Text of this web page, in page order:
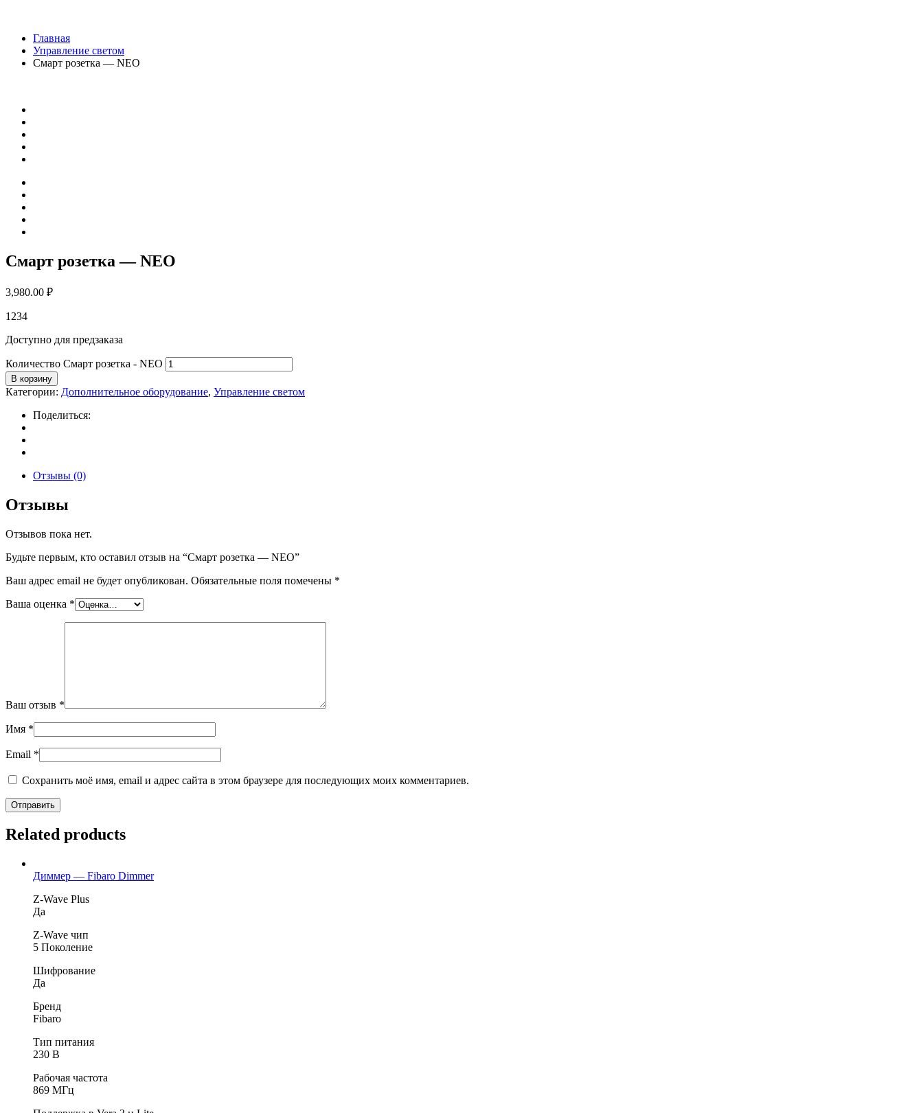
Главная
Управление светом
Смарт розетка — NEO
Смарт розетка — NEO
3,980.00 ₽
1234
Доступно для предзаказа
Количество Смарт розетка - NEO
В корзину
Категории: Дополнительное оборудование, Управление светом
Поделиться:
Отзывы (0)
Отзывы
Отзывов пока нет.
Будьте первым, кто оставил отзыв на “Смарт розетка — NEO”
Ваш адрес email не будет опубликован. Обязательные поля помечены *
Ваша оценка *
Ваш отзыв *
Имя *
Email *
Сохранить моё имя, email и адрес сайта в этом браузере для последующих моих комментариев.
Related products
Диммер — Fibaro Dimmer
Z-Wave Plus
Да
Z-Wave чип
5 Поколение
Шифрование
Да
Бренд
Fibaro
Тип питания
230 В
Рабочая частота
869 МГц